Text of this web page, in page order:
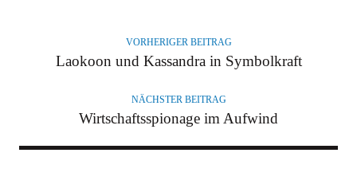
VORHERIGER BEITRAG
Laokoon und Kassandra in Symbolkraft
NÄCHSTER BEITRAG
Wirtschaftsspionage im Aufwind